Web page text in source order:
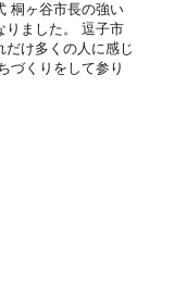
桐ヶ谷市長の強い
りました。 逗子市
け多くの人に感じ
づくりをして参り